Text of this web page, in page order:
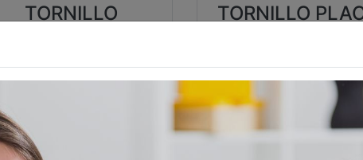
TORNILLO
JACK
TORNILLO
VER MÁS